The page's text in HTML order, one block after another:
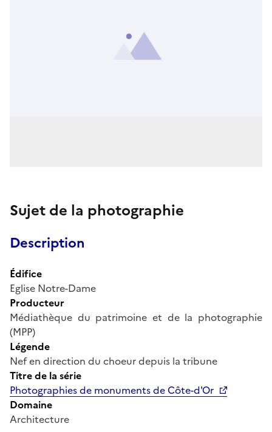
Sujet de la photographie
Description
Édifice
Eglise Notre-Dame
Producteur
Médiathèque du patrimoine et de la photographie
(MPP)
Légende
Nef en direction du choeur depuis la tribune
Titre de la série
Photographies de monuments de Côte-d'Or
Domaine
Architecture